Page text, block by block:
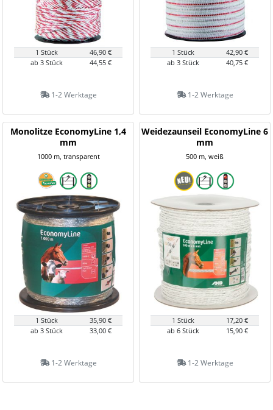
1 Stück
46,90 €
ab 3 Stück
44,55 €
1-2 Werktage
1 Stück
42,90 €
ab 3 Stück
40,75 €
1-2 Werktage
Monolitze EconomyLine 1,4
mm
1000 m, transparent
1 Stück
35,90 €
ab 3 Stück
33,00 €
1-2 Werktage
Weidezaunseil EconomyLine 6
mm
500 m, weiß
1 Stück
17,20 €
ab 6 Stück
15,90 €
1-2 Werktage